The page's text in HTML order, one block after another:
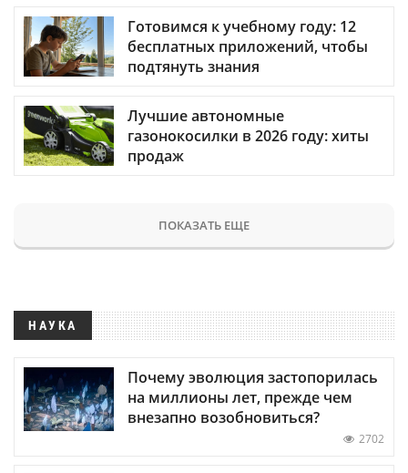
Готовимся к учебному году: 12
бесплатных приложений, чтобы
подтянуть знания
Лучшие автономные
газонокосилки в 2026 году: хиты
продаж
ПОКАЗАТЬ ЕЩЕ
НАУКА
Почему эволюция застопорилась
на миллионы лет, прежде чем
внезапно возобновиться?
2702